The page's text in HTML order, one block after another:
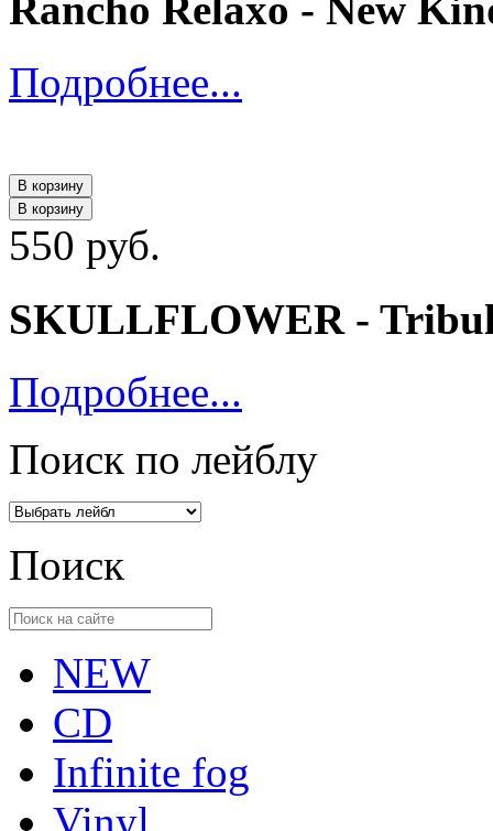
Подробнее...
В корзину
В корзину
550 руб.
SKULLFLOWER -
Подробнее...
Поиск по лейблу
Поиск
NEW
CD
Infinite fog
Vinyl